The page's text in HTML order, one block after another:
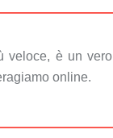
veloce, è un
online.